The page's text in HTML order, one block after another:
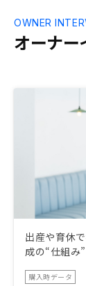
オーナー
OWNER
出産や育休
成の“仕組み
購入時データ